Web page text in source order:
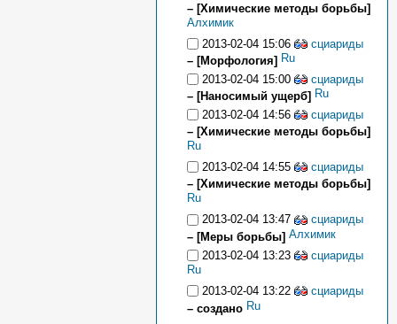
– [Химические методы борьбы]
Алхимик
2013-02-04 15:06
сциариды
– [Морфология] Ru
2013-02-04 15:00
сциариды
– [Наносимый ущерб] Ru
2013-02-04 14:56
сциариды
– [Химические методы борьбы]
Ru
2013-02-04 14:55
сциариды
– [Химические методы борьбы]
Ru
2013-02-04 13:47
сциариды
– [Меры борьбы]Алхимик
2013-02-04 13:23
сциариды
Ru
2013-02-04 13:22
сциариды
– создано Ru